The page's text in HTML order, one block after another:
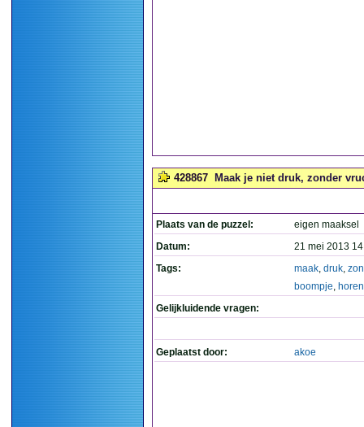
428867 Maak je niet druk, zonder
Plaats van de puzzel:
eigen maaksel
Datum:
21 mei 2013
Tags:
maak, druk,
boompje, horen
Gelijkluidende vragen:
Geplaatst door: akoe